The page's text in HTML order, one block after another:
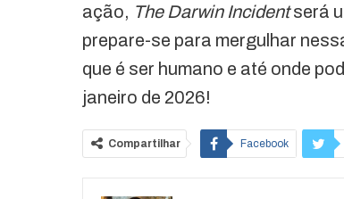
ação, The Darwin Incidentserá
prepare-se para mergulhar
que é ser humano e até onde
janeiro de 2026!
Compartilhar Facebook